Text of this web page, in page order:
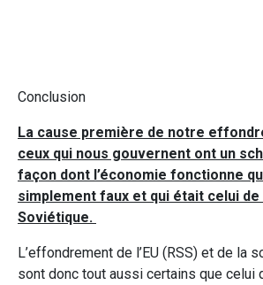
Conclusion
La cause première de notre
ceux qui nous gouvernent ont un
façon dont l’économie fonctionne
simplement faux et qui était celui
Soviétique.
L’effondrement de l’EU (RSS) et de la
sont donc tout aussi certains que celui